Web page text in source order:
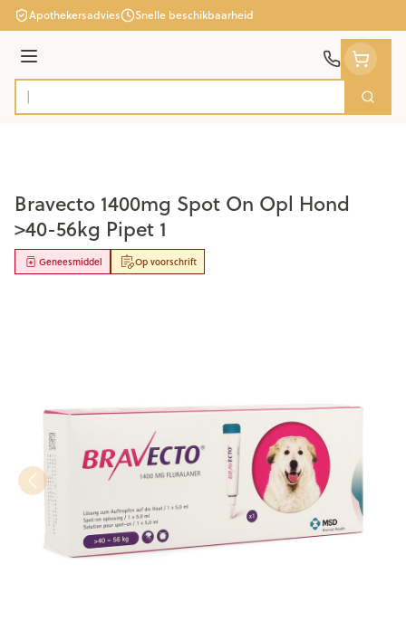
Ga naar de inhoud
Apothekersadvies Snelle beschikbaarheid
Menu
Product, merk, categorie...
Zoek
Bravecto 1400mg Spot On Opl Hond
>40-56kg Pipet 1
Op voorschrift
Geneesmiddel